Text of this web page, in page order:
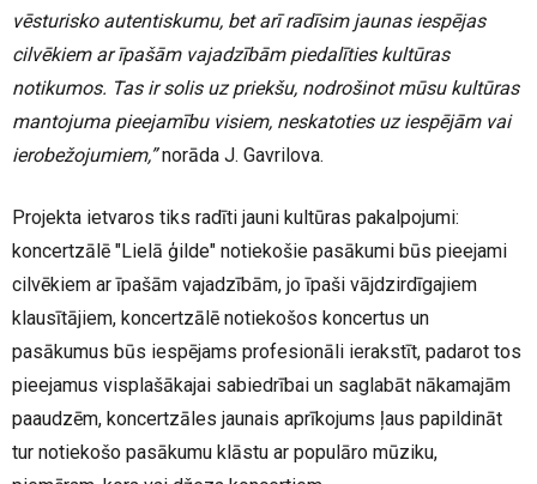
vēsturisko autentiskumu, bet arī radīsim jaunas iespējas
cilvēkiem ar īpašām vajadzībām piedalīties kultūras
notikumos. Tas ir solis uz priekšu, nodrošinot mūsu kultūras
mantojuma pieejamību visiem, neskatoties uz iespējām vai
ierobežojumiem,”norāda J. Gavrilova.
Projekta ietvaros tiks radīti jauni kultūras pakalpojumi:
koncertzālē "Lielā ģilde" notiekošie pasākumi būs pieejami
cilvēkiem ar īpašām vajadzībām, jo īpaši vājdzirdīgajiem
klausītājiem, koncertzālē notiekošos koncertus un
pasākumus būs iespējams profesionāli ierakstīt, padarot tos
pieejamus visplašākajai sabiedrībai un saglabāt nākamajām
paaudzēm, koncertzāles jaunais aprīkojums ļaus papildināt
tur notiekošo pasākumu klāstu ar populāro mūziku,